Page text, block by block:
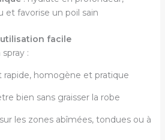
et favorise un poil sain
facile
:
rapide, homogène et pratique
bien sans graisser la robe
sur les zones abîmées, tondues ou à